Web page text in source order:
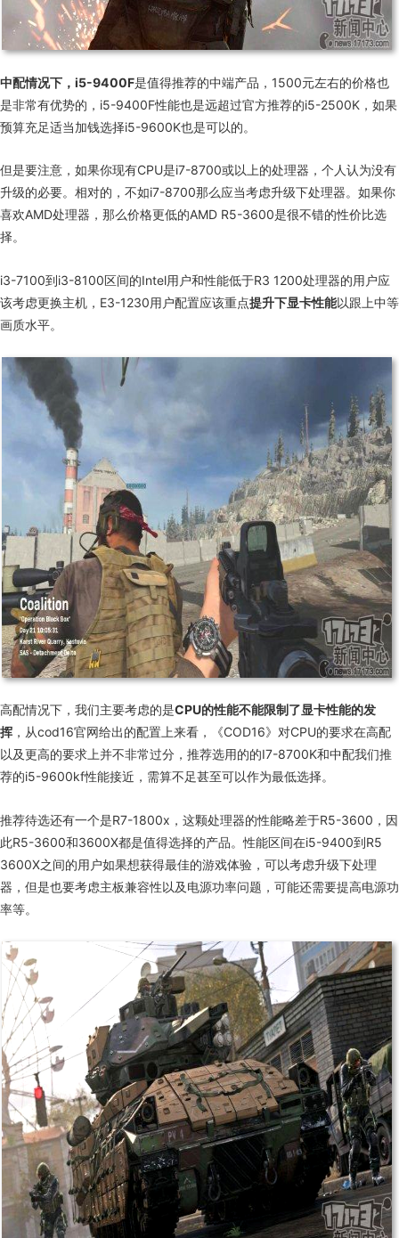
中配情况下，i5-9400F是值得推荐的中端产品， 1500元左右的价格也
是非常有优势的， i5-9400F性能也是远超过官方推荐的i5-2500K ，如果
预算充足适当加钱选择i5-9600K也是可以的。
但是要注意，如果你现有CPU是i7-8700或以上的处理器，个人认为没有
升级的必要。相对的，不如i7-8700那么应当考虑升级下处理器。如果你
喜欢AMD处理器，那么价格更低的AMD R5-3600是很不错的性价比选
择。
i3-7100到i3-8100区间的Intel用户和性能低于R3 1200处理器的用户应
该考虑更换主机， E3-1230用户配置应该重点提升下显卡性能以跟上中等
画质水平。
高配情况下，我们主要考虑的是CPU的性能不能限制了显卡性能的发
挥 ，从cod16官网给出的配置上来看，《COD16》对CPU的要求在高配
以及更高的要求上并不非常过分，推荐选用的的I7-8700K和中配我们推
荐的i5-9600kf性能接近，需算不足甚至可以作为最低选择。
推荐待选还有一个是R7-1800x ，这颗处理器的性能略差于R5-3600 ，因
此R5-3600和3600X都是值得选择的产品。性能区间在i5-9400到R5
3600X之间的用户如果想获得最佳的游戏体验，可以考虑升级下处理
器，但是也要考虑主板兼容性以及电源功率问题，可能还需要提高电源功
率等。